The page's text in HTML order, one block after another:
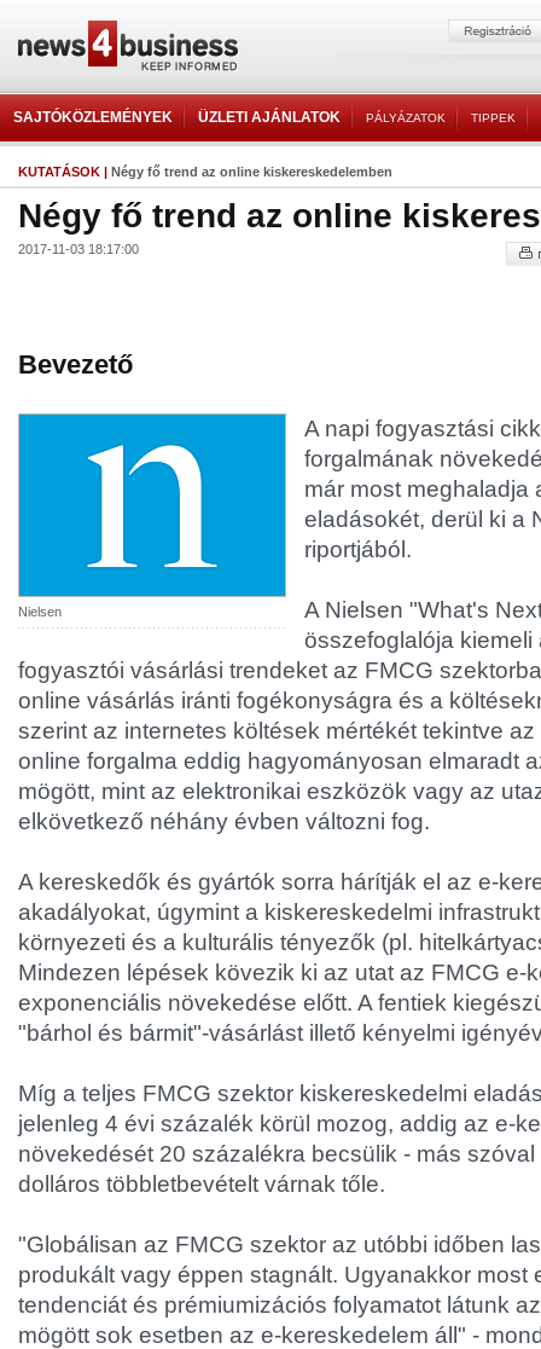
SAJTÓKÖZLEMÉNYEK ÜZLETI AJÁNLATOK PÁLYÁZATOK TIPPEK
KUTATÁSOK | Négy fő trend az online kiskereskedelemben
Négy fő trend az online
2017-11-03 18:17:00
Bevezető
Nielsen
A napi fogyasztási
forgalmának
már most meghaladja
eladásokét, derül ki a
riportjából.
A Nielsen "What's
összefoglalója kiemeli
fogyasztói vásárlási trendeket az FMCG
online vásárlás iránti fogékonyságra és a
szerint az internetes költések mértékét tekintve
online forgalma eddig hagyományosan elmaradt
mögött, mint az elektronikai eszközök vagy az
elkövetkező néhány évben változni fog.
A kereskedők és gyártók sorra hárítják el az e-
akadályokat, úgymint a kiskereskedelmi
környezeti és a kulturális tényezők (pl.
Mindezen lépések kövezik ki az utat az FMCG e-
exponenciális növekedése előtt. A fentiek
"bárhol és bármit"-vásárlást illető kényelmi
Míg a teljes FMCG szektor kiskereskedelmi
jelenleg 4 évi százalék körül mozog, addig az e-
növekedését 20 százalékra becsülik - más
dolláros többletbevételt várnak tőle.
"Globálisan az FMCG szektor az utóbbi időben
produkált vagy éppen stagnált. Ugyanakkor most
tendenciát és prémiumizációs folyamatot látunk
mögött sok esetben az e-kereskedelem áll" -